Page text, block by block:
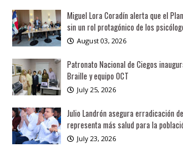
Miguel Lora Coradín alerta que el
sin un rol protagónico de los
August 03, 2026
Patronato Nacional de Ciegos
Braille y equipo OCT
July 25, 2026
Julio Landrón asegura erradicación
representa más salud para la
July 23, 2026